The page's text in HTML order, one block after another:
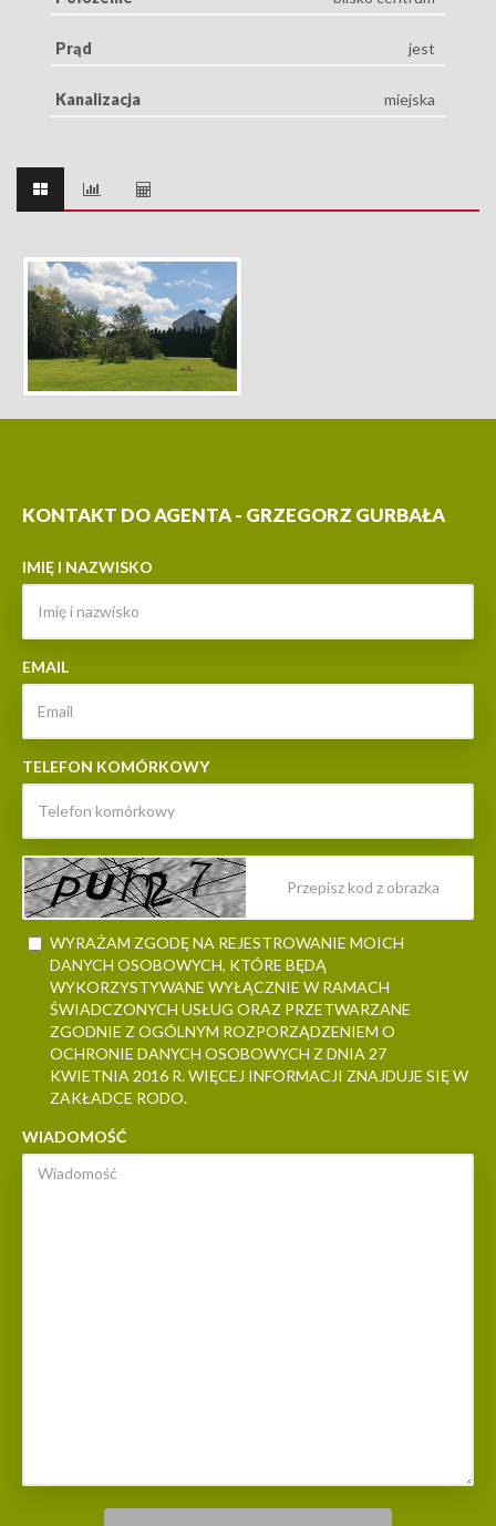
Prąd jest
Kanalizacja miejska
KONTAKT DO AGENTA - GRZEGORZ GURBAŁA
IMIĘ I NAZWISKO
EMAIL
TELEFON KOMÓRKOWY
WYRAŻAM ZGODĘ NA REJESTROWANIE MOICH
DANYCH OSOBOWYCH, KTÓRE BĘDĄ
WYKORZYSTYWANE WYŁĄCZNIE W RAMACH
ŚWIADCZONYCH USŁUG ORAZ PRZETWARZANE
ZGODNIE Z OGÓLNYM ROZPORZĄDZENIEM O
OCHRONIE DANYCH OSOBOWYCH Z DNIA 27
KWIETNIA 2016 R. WIĘCEJ INFORMACJI ZNAJDUJE SIĘ W
ZAKŁADCE RODO.
WIADOMOŚĆ